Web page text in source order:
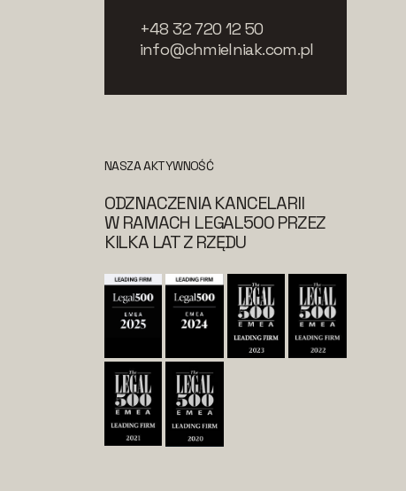
+48 32 720 12 50
info@chmielniak.com.pl
NASZA AKTYWNOŚĆ
ODZNACZENIA KANCELARII
W RAMACH LEGAL500 PRZEZ
KILKA LAT Z RZĘDU